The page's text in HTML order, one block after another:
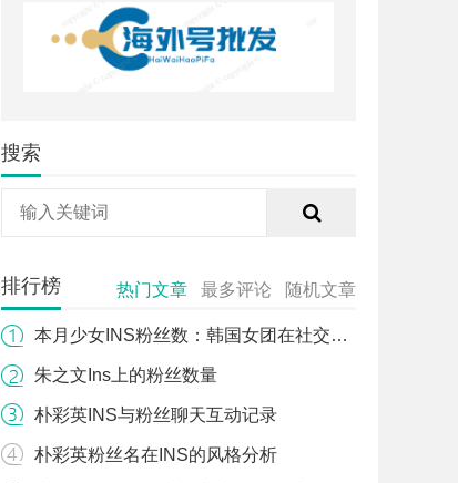
搜索
排行榜 热门文章 最多评论 随机文章
本月少女INS粉丝数：韩国女团在社交平台的粉丝数据
朱之文Ins上的粉丝数量
朴彩英INS与粉丝聊天互动记录
朴彩英粉丝名在INS的风格分析